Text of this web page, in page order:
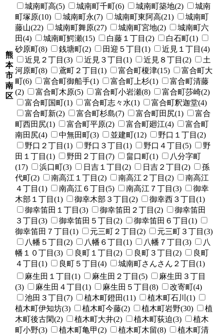
熊
本
市
南
区
城南町高(5)
城南町千町(6) 城南町築地(2)
城南
町塚原(10)
城南町永(7) 城南町東阿高(21)
城南町
藤山(22)
城南町舞原(27) 城南町宮地(2)
城南町六
田(4)
城南町鰐瀬(15) 白藤１丁目(2)
白石町(1)
砂原町(8)
銭塘町(2) 田迎５丁目(1)
近見１丁目(4)
近見２丁目(3)
近見３丁目(1) 近見８丁目(2)
土
河原町(8)
鳶町２丁目(1) 富合町榎津(15)
富合町大
町(6)
富合町御船手(1) 富合町上杉(1)
富合町清藤
(2)
富合町木原(5) 富合町小岩瀬(8)
富合町莎崎(2)
富合町国町(1)
富合町志々水(1)
富合町釈迦堂(4)
富合町新(2)
富合町杉島(7) 富合町田尻(1)
富合
町西田尻(1)
富合町平原(2) 富合町廻江(4)
富合町
南田尻(4)
中無田町(3) 並建町(12)
野口１丁目(2)
野口２丁目(1)
野口３丁目(1) 野口４丁目(5)
野
田１丁目(1)
野田２丁目(7) 畠口町(1)
八分字町
(17)
浜口町(3) 日吉１丁目(2) 日吉２丁目(2)
孫
代町(2)
南高江１丁目(2) 南高江２丁目(2)
南高江
４丁目(1)
南高江６丁目(5) 南高江７丁目(3)
御幸
木部１丁目(1)
御幸木部３丁目(2)
御幸西３丁目(1)
御幸笛田１丁目(3)
御幸笛田２丁目(2)
御幸笛田
３丁目(3)
御幸笛田５丁目(2)
御幸笛田６丁目(1)
御幸笛田７丁目(1)
元三町２丁目(2)
元三町３丁目(3)
八幡５丁目(2)
八幡６丁目(1) 八幡７丁目(3)
八
幡１０丁目(3)
良町１丁目(2) 良町３丁目(2)
良町
４丁目(1)
良町５丁目(4) 城南町さんさん２丁目(1)
麻生田１丁目(1) 麻生田２丁目(5)
麻生田３丁目
(3)
麻生田４丁目(1) 麻生田５丁目(8)
改寄町(4)
池田３丁目(7)
植木町鐙田(11)
植木町石川(1)
植木町伊知坊(3)
植木町今藤(2) 植木町岩野(30)
植
木町後古閑(2)
植木町大井(2) 植木町荻迫(3)
植木
町小野(3)
植木町亀甲(2) 植木町木留(8)
植木町清